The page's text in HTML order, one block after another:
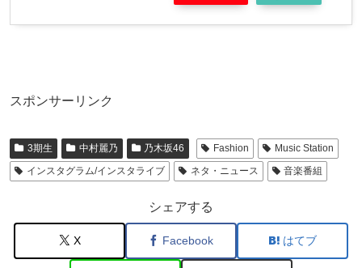
スポンサーリンク
3期生 中村麗乃 乃木坂46 Fashion
Music Station
インスタグラム/インスタライブ
ネタ・ニュース 音楽番組
シェアする
X Facebook はてブ